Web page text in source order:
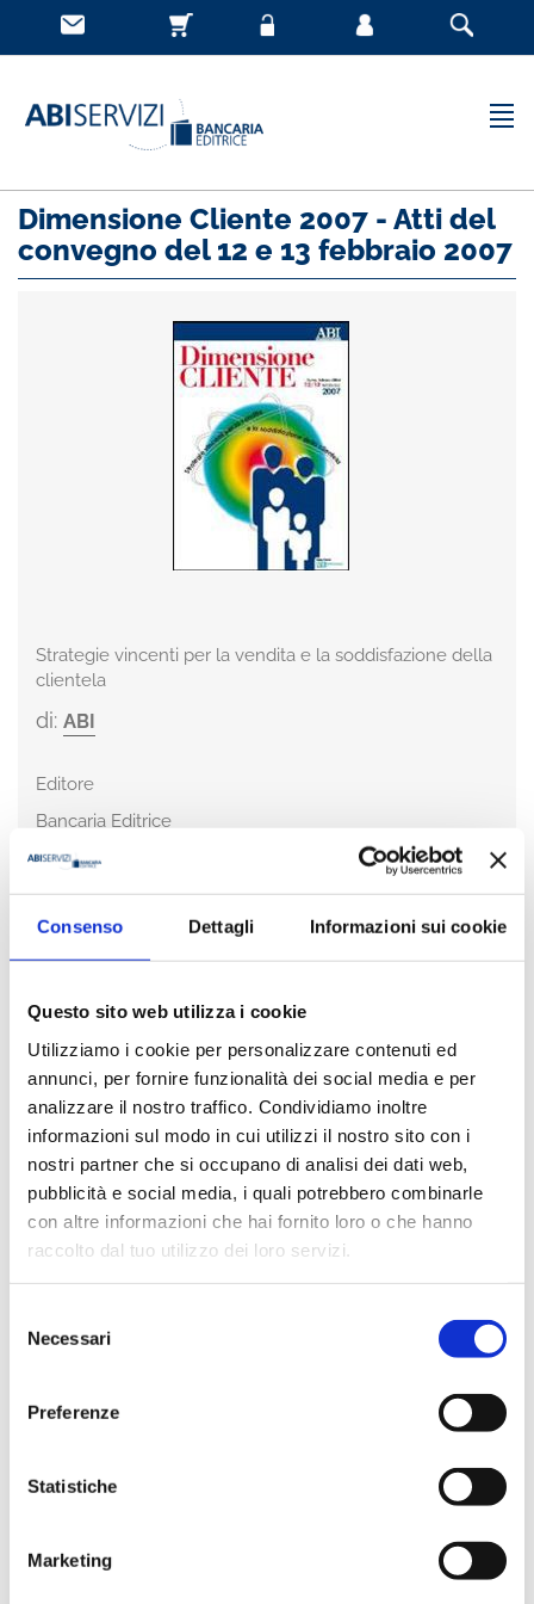
Consenso Dettagli Informazioni sui cookie
Questo sito web utilizza i cookie
Utilizziamo i cookie per personalizzare contenuti ed
annunci, per fornire funzionalità dei social media e per
analizzare il nostro traffico. Condividiamo inoltre
informazioni sul modo in cui utilizzi il nostro sito con i
nostri partner che si occupano di analisi dei dati web,
pubblicità e social media, i quali potrebbero combinarle
con altre informazioni che hai fornito loro o che hanno
raccolto dal tuo utilizzo dei loro servizi.
delNecessari
Preferenze
Statistiche
Marketing
Dimensione Cliente 2007 - Atti del
convegno del 12 e 13 febbraio 2007
Strategie vincenti per la vendita e la soddisfazione della
clientela
di: ABI
Editore
Bancaria Editrice
Anno
2007
Pagine
684
ISBN
978-88-449-0790-7
Disponibilità
Esaurito
Prezzo di copertina
€ 50,00
Prezzo Internet Sconto 5%
€ 47,50
IVA assolta dall'editore
Condividi